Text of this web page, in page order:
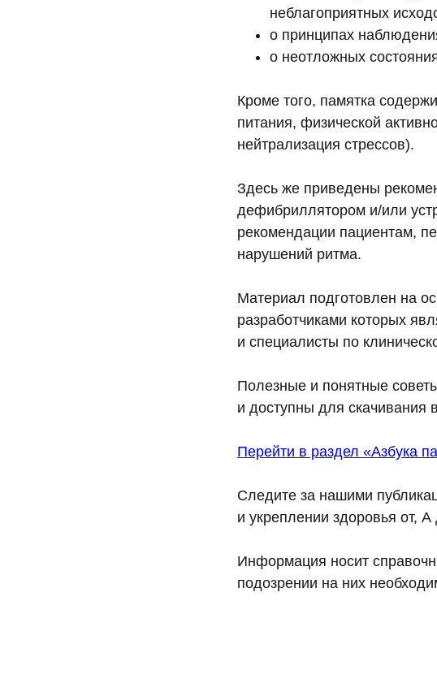
неблагоприятных
о принципах
о неотложных
Кроме того, памятка
питания, физической
нейтрализация стрессов).
Здесь же приведены
дефибриллятором и/или
рекомендации пациентам,
нарушений ритма.
Материал подготовлен на
разработчиками которых
и специалисты по
Полезные и понятные
и доступны для скачивания
Перейти в раздел «Азбука
Следите за нашими
и укреплении здоровья от,
Информация носит
подозрении на них